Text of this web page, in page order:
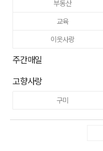
부동산
교육
이웃사랑
주간매일
고향사랑
구미